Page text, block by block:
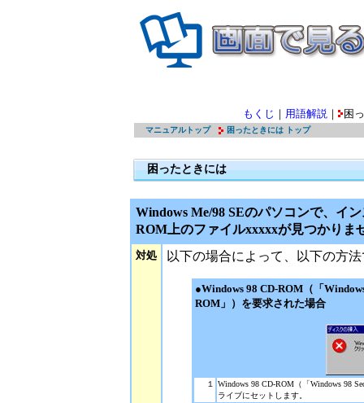
もくじ ｜ 用語解説 ｜ 困
マニュアルトップ 困ったときには トップ
困ったときには
Windows Me/98 SEのパソコンで、イ
ROM上のファイルxxxxxが見つかりま
対処 以下の場合によって、以下の方
●Windows 98 CD-ROM（「
ROM」）を要求された場合
１
Windows 98 CD-ROM（「Windows 98
ライブにセットします。